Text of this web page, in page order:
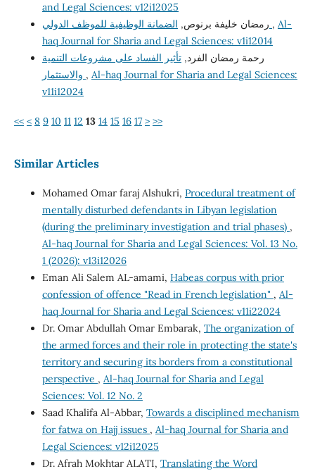
and Legal Sciences: v12i12025
رمضان خليفة برنوص, , Al-
haq Journal for Sharia and Legal Sciences: v1i12014
رحمة رمضان الفرد,تأثير الفساد على مشروعات التنمية
, Al-haq Journal for Sharia and Legal Sciences:
v11i12024
<< < 8 9 10 11 12 13 14 15 16 17 > >>
Similar Articles
Mohamed Omar faraj Alshukri, Procedural treatment of
mentally disturbed defendants in Libyan legislation
(during the preliminary investigation and trial phases) ,
Al-haq Journal for Sharia and Legal Sciences: Vol. 13 No.
1 (2026): v13i12026
Eman Ali Salem AL-amami, Habeas corpus with prior
confession of offence "Read in French legislation" , Al-
haq Journal for Sharia and Legal Sciences: v11i22024
Dr. Omar Abdullah Omar Embarak, The organization of
the armed forces and their role in protecting the state's
territory and securing its borders from a constitutional
perspective , Al-haq Journal for Sharia and Legal
Sciences: Vol. 12 No. 2
Saad Khalifa Al-Abbar, Towards a disciplined mechanism
for fatwa on Hajj issues , Al-haq Journal for Sharia and
Legal Sciences: v12i12025
Dr. Afrah Mokhtar ALATI, Translating the Word